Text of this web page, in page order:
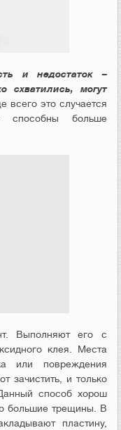
и недостаток –
схватились, могут
всего это случается
больше
Выполняют его с
клея. Места
или повреждения
зачистить, и только
способ хорош
большие трещины. В
пластину,